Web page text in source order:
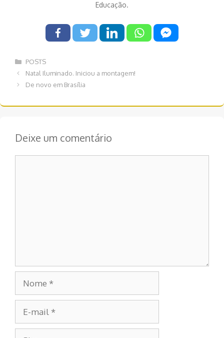
Educação.
Categorias
POSTS
Navegação
de
Natal Iluminado. Iniciou a montagem!
De novo em Brasília
Deixe um comentário
mail